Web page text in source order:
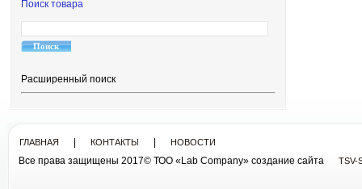
Поиск товара
Расширенный поиск
ГЛАВНАЯ КОНТАКТЫ НОВОСТИ
Все права защищены 2017© ТОО «Lab Company» cоздание сайта TSV-